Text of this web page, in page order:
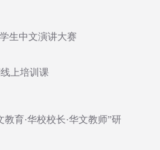
生中文演讲大赛
上培训课
教育·华校校长·华文教师”研